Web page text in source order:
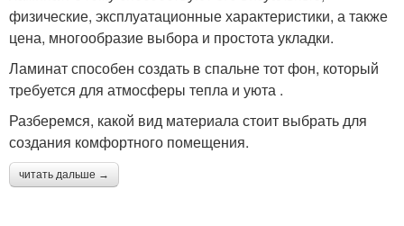
физические, эксплуатационные характеристики, а также
цена, многообразие выбора и простота укладки.
Ламинат способен создать в спальне тот фон, который
требуется для атмосферы тепла и уюта .
Разберемся, какой вид материала стоит выбрать для
создания комфортного помещения.
читать дальше →